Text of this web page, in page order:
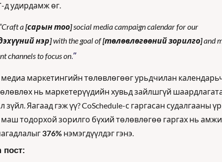
-д удирдамж өг.
a [сарын тоо]
нэр] with the goal of [төлөвлөгөөний зорилго] and
channels to focus on.”
маркетингийн төлөвлөгөөг урьдчилан
нь маркетерүүдийн хувьд зайлшгүй
зүйл. Яагаад гэж үү? CoSchedule-с гаргасан судалгааны
маш тодорхой зорилго бүхий төлөвлөгөө гаргах нь
376% нэмэгдүүлдэг гэнэ.
пост: